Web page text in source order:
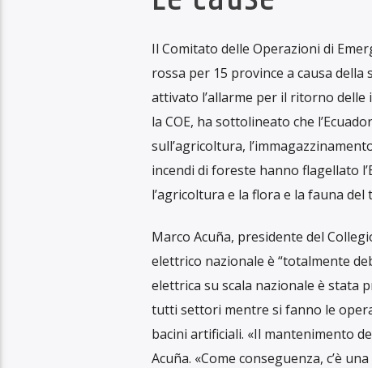
Ecuador senzaenergia elettrica
ultimi 61 anni.
Martedì 17 settembre, il Governo
giustificato questa misura per
eseguire la manutenzione
Nazionale.
Le sospensioni sono fissate per la
dalle 22.00 alle 6.00. Questa fascia